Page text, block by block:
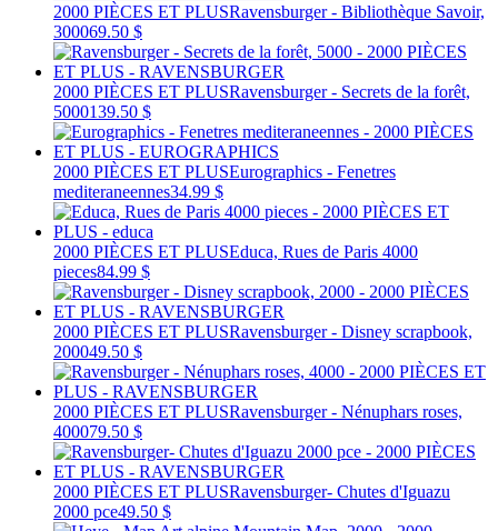
2000 PIÈCES ET PLUSRavensburger - Bibliothèque Savoir,
300069.50 $
2000 PIÈCES ET PLUSRavensburger - Secrets de la forêt,
5000139.50 $
2000 PIÈCES ET PLUSEurographics - Fenetres
mediteraneennes34.99 $
2000 PIÈCES ET PLUSEduca, Rues de Paris 4000
pieces84.99 $
2000 PIÈCES ET PLUSRavensburger - Disney scrapbook,
200049.50 $
2000 PIÈCES ET PLUSRavensburger - Nénuphars roses,
400079.50 $
2000 PIÈCES ET PLUSRavensburger- Chutes d'Iguazu
2000 pce49.50 $